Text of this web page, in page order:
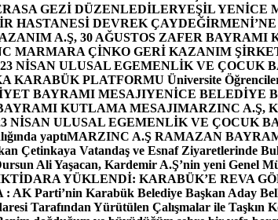
GEZİ DÜZENLEDİLERYEŞİL YENİCE
HASTANESİ DEVREK
A.Ş, 30 AĞUSTOS ZAFER BAYRAMI
MARMARA ÇİNKO GERİ KAZANIM
NİSAN ULUSAL EGEMENLİK VE ÇOCUK
KARABÜK PLATFORMU Üniversite
BAYRAMI MESAJIYENİCE BELEDİYE
KUTLAMA MESAJIMARZINC A.Ş,
NİSAN ULUSAL EGEMENLİK VE ÇOCUK
yaptıMARZINC A.Ş RAMAZAN
Çetinkaya Vatandaş ve Esnaf Ziyaretlerinde
Ali Yaşacan, Kardemir A.Ş’nin yeni Genel
YÜKLENDİ: KARABÜK’E REVA
AK Parti’nin Karabük Belediye Başkan Aday
Tarafından Yürütülen Çalışmalar ile Taşkın